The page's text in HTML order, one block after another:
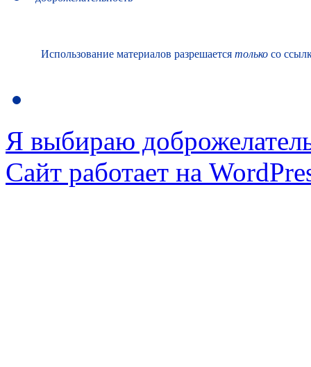
Использование материалов разрешается только со
Я выбираю
Сайт работает на